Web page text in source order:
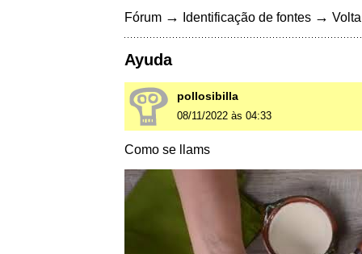
Fórum → Identificação de fontes →
Ayuda
pollosibilla
08/11/2022 às 04:33
Como se llams